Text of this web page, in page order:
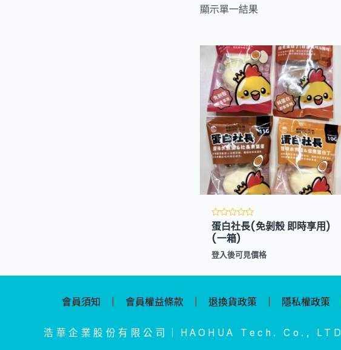
顯示單一結果
評
分
0
分
蛋白社長(免剝殼 即時享用)
(一箱)
登入後可見價格
浩華企業股份有限公司｜HAOHUA Tech. Co., LTD
會員須知 會員權益條款 退換貨政策 隱私權政策